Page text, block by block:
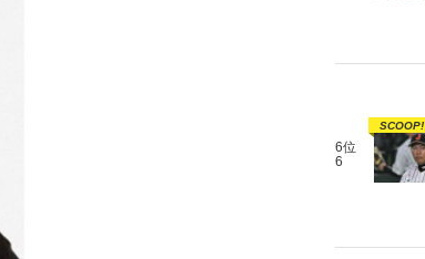
6位
6
SCOOP!